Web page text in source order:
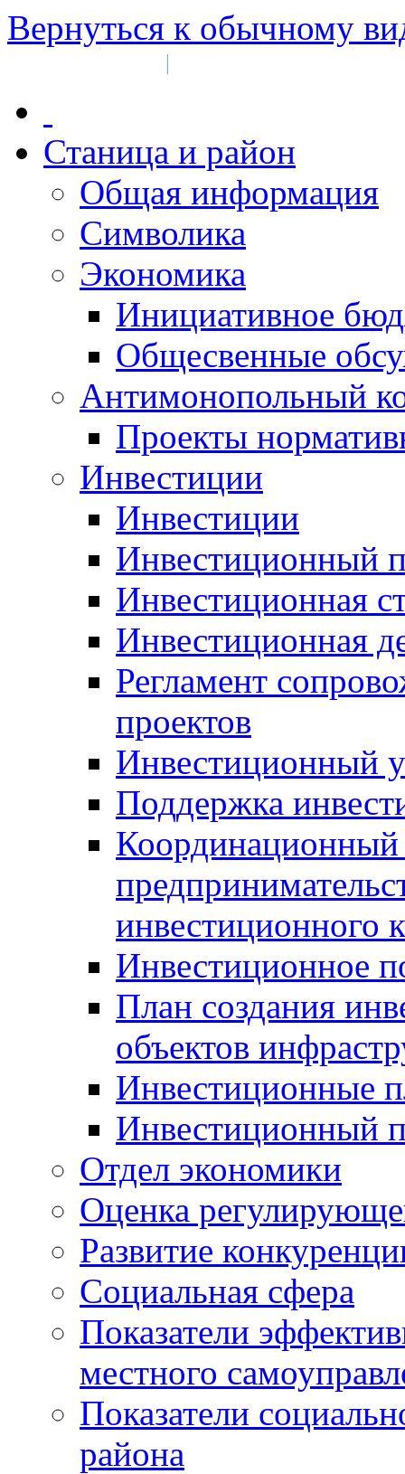
Вернуться к обычному
|
Станица и район
Общая информация
Символика
Экономика
Инициативное
Общесвенные
Антимонопольный
Проекты
Инвестиции
Инвестиции
Инвестиционный
Инвестиционная
Инвестиционная
Регламент
проектов
Инвестиционный
Поддержка
Координационный
инвестиционного
Инвестиционное
План создания
объектов
Инвестиционные
Инвестиционный
Отдел экономики
Оценка
Развитие
Социальная сфера
Показатели
местного
Показатели
района